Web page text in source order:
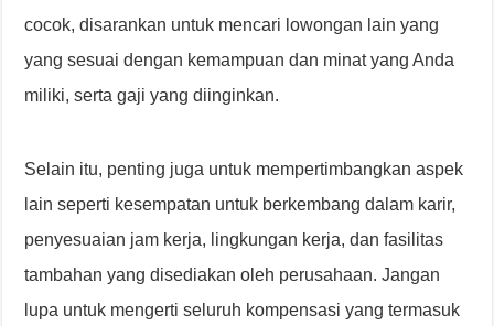
cocok, disarankan untuk mencari lowongan lain yang
yang sesuai dengan kemampuan dan minat yang Anda
miliki, serta gaji yang diinginkan.
Selain itu, penting juga untuk mempertimbangkan aspek
lain seperti kesempatan untuk berkembang dalam karir,
penyesuaian jam kerja, lingkungan kerja, dan fasilitas
tambahan yang disediakan oleh perusahaan. Jangan
lupa untuk mengerti seluruh kompensasi yang termasuk